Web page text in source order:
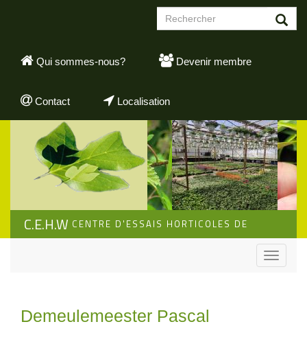
Formulaire
de
Qui sommes-nous? Devenir membre
Contact Localisation
C.E.H.W CENTRE D'ESSAIS HORTICOLES DE
Toggle
Demeulemeester Pascal